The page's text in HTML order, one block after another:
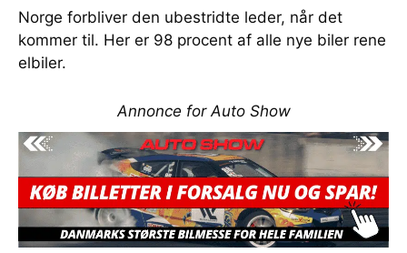
Norge forbliver den ubestridte leder, når det
kommer til. Her er 98 procent af alle nye biler rene
elbiler.
Annonce for Auto Show